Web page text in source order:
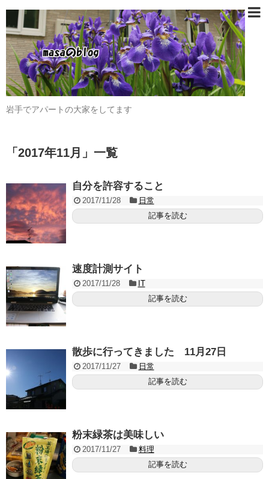
岩手でアパートの大家をしてます
「2017年11月 」 一覧
自分を許容すること
2017/11/28
日常
記事を読む
速度計測サイト
2017/11/28
IT
記事を読む
散歩に行ってきました 11月27日
2017/11/27
日常
記事を読む
粉末緑茶は美味しい
2017/11/27
料理
記事を読む